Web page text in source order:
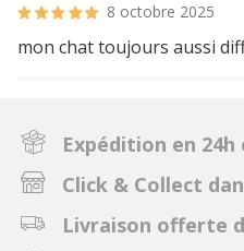
8 octobre 2025
mon chat toujours aussi
Expédition en 24h
Click & Collect
Livraison offerte